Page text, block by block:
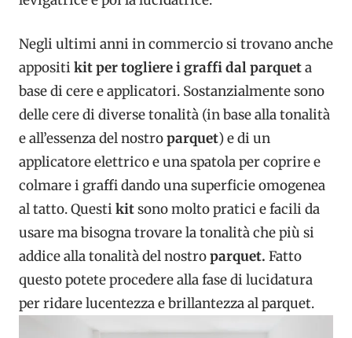
Negli ultimi anni in commercio si trovano anche
appositi kit per togliere i graffi dal parqueta
base di cere e applicatori. Sostanzialmente sono
delle cere di diverse tonalità (in base alla tonalità
e all’essenza del nostroparquet) e di un
applicatore elettrico e una spatola per coprire e
colmare i graffi dando una superficie omogenea
al tatto. Questi kitsono molto pratici e facili da
usare ma bisogna trovare la tonalità che più si
addice alla tonalità del nostroparquet. Fatto
questo potete procedere alla fase di lucidatura
per ridare lucentezza e brillantezza al parquet.